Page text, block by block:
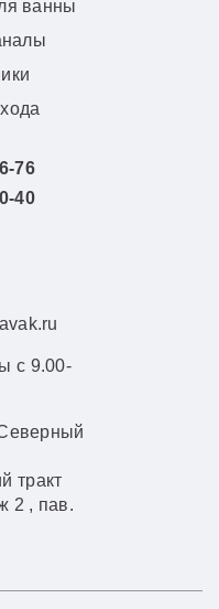
ванны
76
40
с 9.00-
тракт
2 , пав.